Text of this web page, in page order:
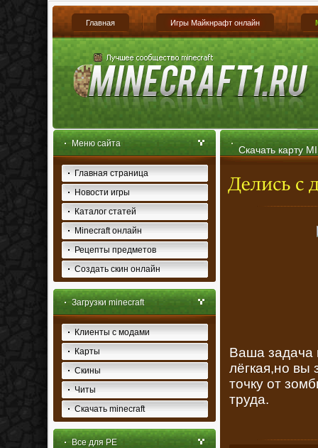
Главная Игры Майкнрафт онлайн
Меню сайта
Главная страница
Новости игры
Каталог статей
Minecraft онлайн
Рецепты предметов
Создать скин онлайн
Загрузки minecraft
Клиенты с модами
Карты
Скины
Читы
Скачать minecraft
Все для PE
Скачать карту
Ваша задача
лёгкая,но вы
точку от
труда.